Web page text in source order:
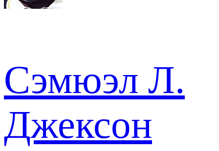
Сэмюэл Л.
Джексон